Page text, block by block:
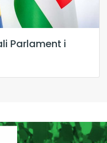
Parlament i